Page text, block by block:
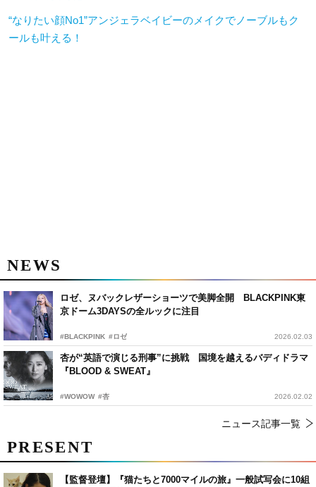
“なりたい顔No1”アンジェラベイビーのメイクでノーブルもク
ールも叶える！
NEWS
ロゼ、ヌバックレザーショーツで美脚全開 BLACKPINK東
京ドーム3DAYSの全ルックに注目
#BLACKPINK #ロゼ 2026.02.03
杏が“英語で演じる刑事”に挑戦 国境を越えるバディドラマ
『BLOOD & SWEAT』
#WOWOW #杏 2026.02.02
ニュース記事一覧
PRESENT
【監督登壇】『猫たちと7000マイルの旅』一般試写会に10組